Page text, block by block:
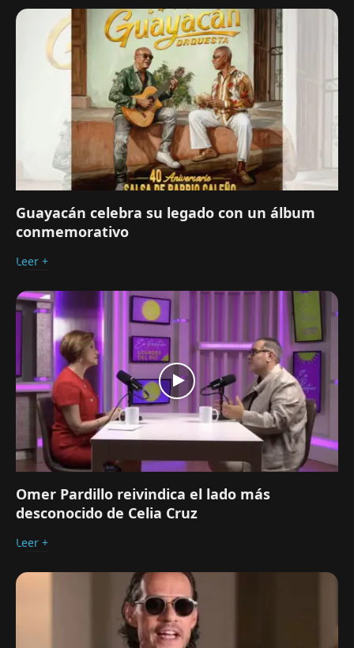
Guayacán celebra su legado con un álbum
conmemorativo
Leer +
Omer Pardillo reivindica el lado más
desconocido de Celia Cruz
Leer +